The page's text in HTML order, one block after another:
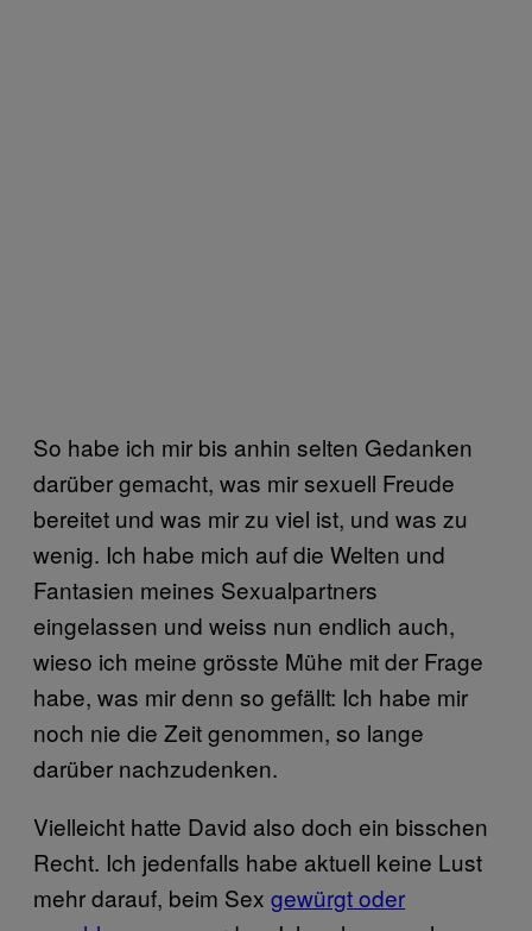
So habe ich mir bis anhin selten Gedanken
darüber gemacht, was mir sexuell Freude
bereitet und was mir zu viel ist, und was zu
wenig. Ich habe mich auf die Welten und
Fantasien meines Sexualpartners
eingelassen und weiss nun endlich auch,
wieso ich meine grösste Mühe mit der Frage
habe, was mir denn so gefällt: Ich habe mir
noch nie die Zeit genommen, so lange
darüber nachzudenken.
Vielleicht hatte David also doch ein bisschen
Recht. Ich jedenfalls habe aktuell keine Lust
mehr darauf, beim Sex gewürgt oder